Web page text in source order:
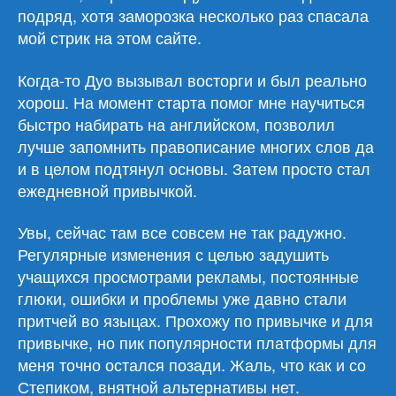
подряд, хотя заморозка несколько раз спасала
мой стрик на этом сайте.
Когда-то Дуо вызывал восторги и был реально
хорош. На момент старта помог мне научиться
быстро набирать на английском, позволил
лучше запомнить правописание многих слов да
и в целом подтянул основы. Затем просто стал
ежедневной привычкой.
Увы, сейчас там все совсем не так радужно.
Регулярные изменения с целью задушить
учащихся просмотрами рекламы, постоянные
глюки, ошибки и проблемы уже давно стали
притчей во языцах. Прохожу по привычке и для
привычке, но пик популярности платформы для
меня точно остался позади. Жаль, что как и со
Степиком, внятной альтернативы нет.